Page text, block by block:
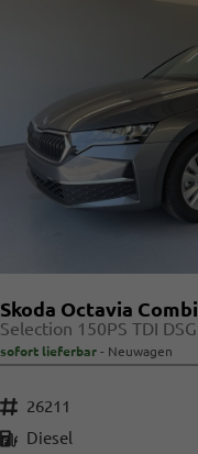
Skoda Octavia Combi
sofort lieferbar Neuwagen
Fahrzeugnr. 26211
Kraftstoff Diesel